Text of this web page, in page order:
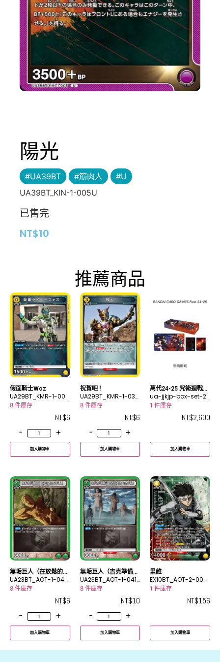
陽光
#UA39BT #筋肉人
#U
UA39BT_KIN-1-005U
已售完
NT$10
推薦商品
假面騎士Woz
UA29BT_KMR-1-002
C
8 件庫存
NT$6
-
+
加入購物車
祝賀吧！
UA29BT_KMR-1-030
C
8 件庫存
NT$6
-
+
加入購物車
萬代24-25 咒術迴戰
禮盒組
ua-jjkjp-box-set-2
4-25
1 件庫存
NT$2,600
加入購物車
無垢巨人（在放鬆的巨
人）
UA23BT_AOT-1-049
C
8 件庫存
NT$6
-
+
加入購物車
無垢巨人（吉克準備的
巨人）
UA23BT_AOT-1-041
U
8 件庫存
NT$10
-
+
加入購物車
里維
EX10BT_AOT-2-009
_2SR★
1 件庫存
NT$156
加入購物車